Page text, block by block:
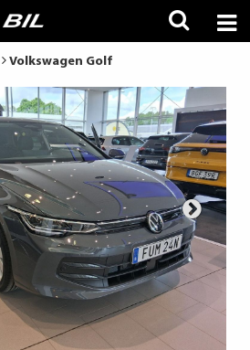
Volkswagen Golf